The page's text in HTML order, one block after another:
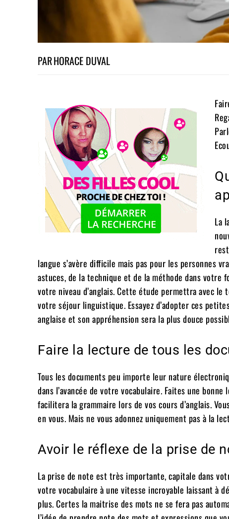
PARHORACE DUVAL
La
langue s’avère difficile mais pas pour les personnes
astuces, de la technique et de la méthode dans votre
votre niveau d’anglais. Cette étude permettra avec le
votre séjour linguistique. Essayez d’adopter ces
anglaise et son appréhension sera la plus douce
Faire la lecture de tous les
Tous les documents peu importe leur nature
dans l’avancée de votre vocabulaire. Faites une
facilitera la grammaire lors de vos cours d’anglais.
en vous. Mais ne vous adonnez uniquement pas à la
Avoir le réflexe de la prise de
La prise de note est très importante, capitale dans
votre vocabulaire à une vitesse incroyable laissant à
plus. Certes la maitrise des mots ne se fera pas